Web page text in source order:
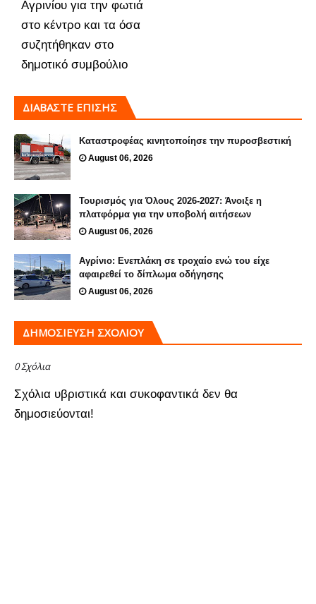
Αγρινίου για την φωτιά
στο κέντρο και τα όσα
συζητήθηκαν στο
δημοτικό συμβούλιο
ΔΙΑΒΑΣΤΕ ΕΠΙΣΗΣ
Καταστροφέας κινητοποίησε την πυροσβεστική
August 06, 2026
Τουρισμός για Όλους 2026-2027: Άνοιξε η
πλατφόρμα για την υποβολή αιτήσεων
August 06, 2026
Αγρίνιο: Ενεπλάκη σε τροχαίο ενώ του είχε
αφαιρεθεί το δίπλωμα οδήγησης
August 06, 2026
ΔΗΜΟΣΊΕΥΣΗ ΣΧΟΛΊΟΥ
0 Σχόλια
Σχόλια υβριστικά και συκοφαντικά δεν θα
δημοσιεύονται!